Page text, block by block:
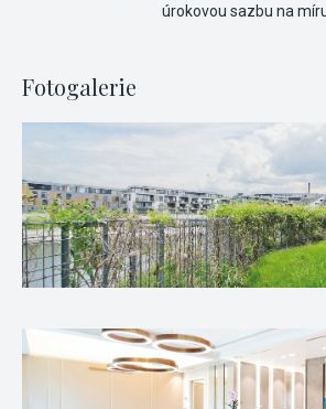
úrokovou sazbu na
Fotogalerie